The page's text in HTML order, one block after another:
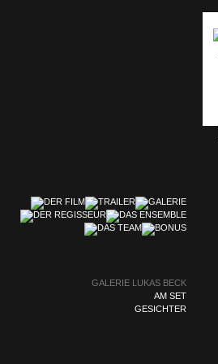
GALERIE LUKAS BECK
AM SET
GESICHTER